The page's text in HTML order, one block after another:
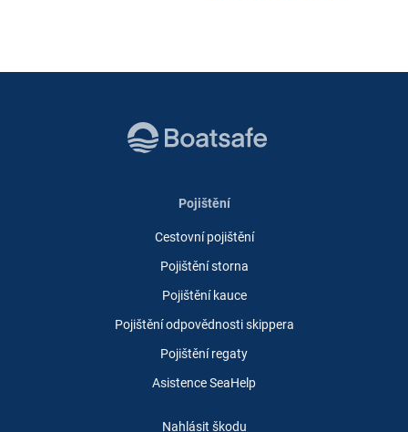
Pojištění
Cestovní pojištění
Pojištění storna
Pojištění kauce
Pojištění odpovědnosti skippera
Pojištění regaty
Asistence SeaHelp
Nahlásit škodu